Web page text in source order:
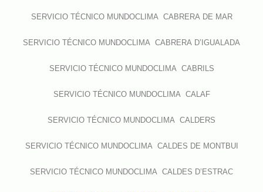
SERVICIO TÉCNICO MUNDOCLIMA CABRERA DE MAR
SERVICIO TÉCNICO MUNDOCLIMA CABRERA D’IGUALADA
SERVICIO TÉCNICO MUNDOCLIMA CABRILS
SERVICIO TÉCNICO MUNDOCLIMA CALAF
SERVICIO TÉCNICO MUNDOCLIMA CALDERS
SERVICIO TÉCNICO MUNDOCLIMA CALDES DE MONTBUI
SERVICIO TÉCNICO MUNDOCLIMA CALDES D’ESTRAC